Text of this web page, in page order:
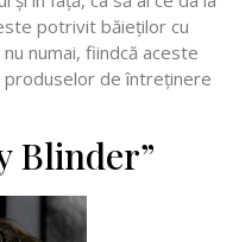
potrivit băieților cu
numai, fiindcă aceste
de întreținere
Blinder”